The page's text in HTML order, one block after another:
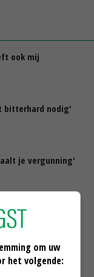
ook mij
bitterhard nodig'
je vergunning'
is wennen'
om uw
het volgende: